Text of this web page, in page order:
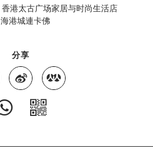
香港太古广场家居与时尚生活店
海港城連卡佛
分享